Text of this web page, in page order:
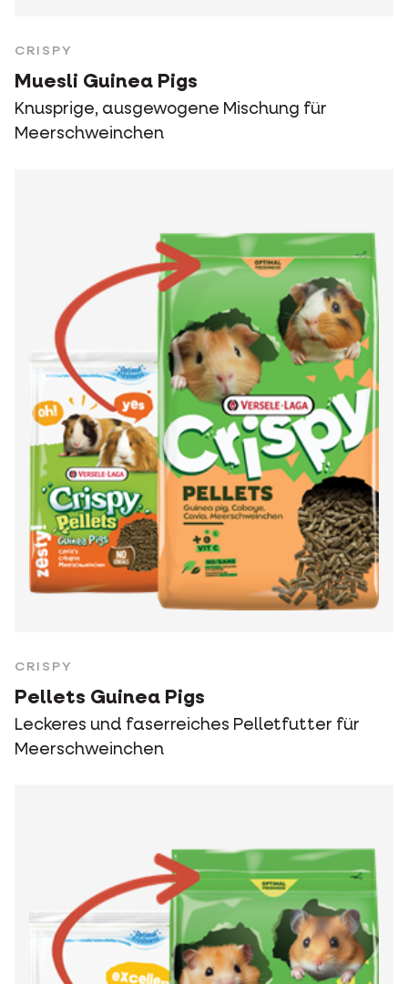
CRISPY
Muesli Guinea Pigs
Knusprige, ausgewogene Mischung für
Meerschweinchen
CRISPY
Pellets Guinea Pigs
Leckeres und faserreiches Pelletfutter für
Meerschweinchen